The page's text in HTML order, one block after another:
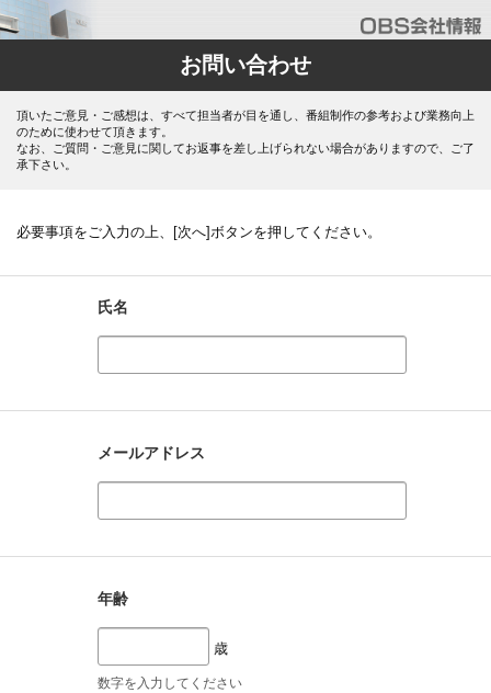
お問い合わせ
頂いたご意見・ご感想は、すべて担当者が目を通し、番組制作の参考および業務向上
のために使わせて頂きます。
なお、ご質問・ご意見に関してお返事を差し上げられない場合がありますので、ご了
承下さい。
必要事項をご入力の上、[次へ]ボタンを押してください。
氏名
メールアドレス
年齢
歳
数字を入力してください